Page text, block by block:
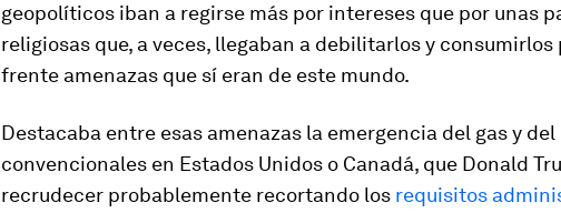
geopolíticos iban a regirse más por intereses que por unas
religiosas que, a veces, llegaban a debilitarlos y
frente amenazas que sí eran de este mundo.
Destacaba entre esas amenazas la emergencia del gas y
convencionales en Estados Unidos o Canadá, que Donald
recrudecer probablemente recortando los requisitos